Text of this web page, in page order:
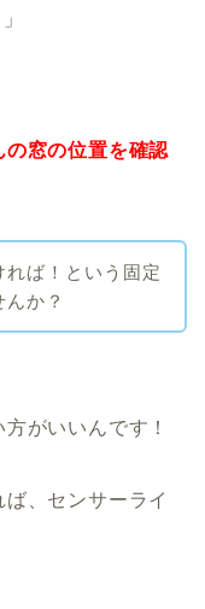
窓の位置を確認
ば！という固定
か？
がいいんです！
、センサーライ